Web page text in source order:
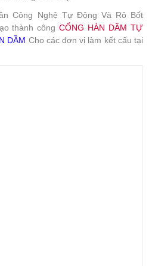
Công Nghệ Tự Động Và Rô Bốt
thành côngCỔNG HÀN DẦM TỰ
DẦM Cho các đơn vị làm kết cấu tại